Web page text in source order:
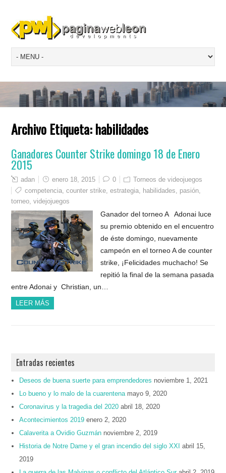
Archivo Etiqueta:habilidades
Ganadores Counter Strike domingo 18 de Enero
2015
adan enero 18, 2015 0
Torneos de videojuegos
competencia ,counter strike ,estrategia habilidades pasión
torneo ,videjojuegos
Ganador del torneo A Adonai luce
su premio obtenido en el encuentro
de éste domingo, nuevamente
campeón en el torneo A de counter
strike, ¡Felicidades muchacho! Se
repitió la final de la semana pasada
entre Adonai y Christian, un…
LEER MÁS
Entradas recientes
Deseos de buena suerte para emprendedores noviembre 1, 2021
Lo bueno y lo malo de la cuarentena mayo 9, 2020
Coronavirus y la tragedia del 2020 abril 18, 2020
Acontecimientos 2019 enero 2, 2020
Calaverita a Ovidio Guzmán noviembre 2, 2019
Historia de Notre Dame y el gran incendio del siglo XXI
abril 15,
2019